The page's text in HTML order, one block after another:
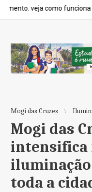
funciona o Canal da
Mogi das Cruzes
Mogi das
intensifica
toda a